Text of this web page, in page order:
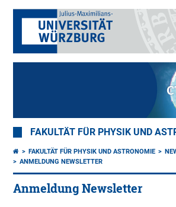
FAKULTÄT FÜR PHYSIK UND
FAKULTÄT FÜR PHYSIK UND ASTRONOMIE
ANMELDUNG NEWSLETTER
Anmeldung Newsletter